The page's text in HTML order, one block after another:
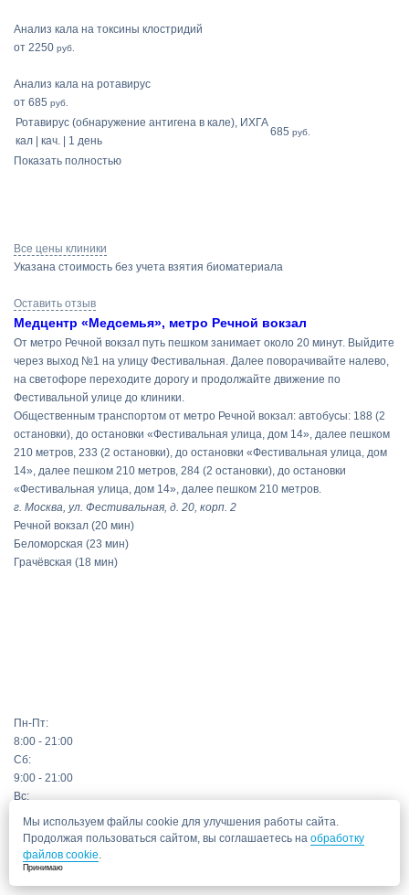
Анализ кала на токсины клостридий
от 2250 руб.
Анализ кала на ротавирус
от 685 руб.
Ротавирус (обнаружение антигена в кале), ИХГА
кал | кач. | 1 день
685 руб.
Показать полностью
Все цены клиники
Указана стоимость без учета взятия биоматериала
Оставить отзыв
Медцентр «Медсемья», метро Речной вокзал
От метро Речной вокзал путь пешком занимает около 20 минут. Выйдите
через выход №1 на улицу Фестивальная. Далее поворачивайте налево,
на светофоре переходите дорогу и продолжайте движение по
Фестивальной улице до клиники.
Общественным транспортом от метро Речной вокзал: автобусы: 188 (2
остановки), до остановки «Фестивальная улица, дом 14», далее пешком
210 метров, 233 (2 остановки), до остановки «Фестивальная улица, дом
14», далее пешком 210 метров, 284 (2 остановки), до остановки
«Фестивальная улица, дом 14», далее пешком 210 метров.
г. Москва, ул. Фестивальная, д. 20, корп. 2
Речной вокзал (20 мин)
Беломорская (23 мин)
Грачёвская (18 мин)
Пн-Пт:
8:00 - 21:00
Сб:
9:00 - 21:00
Вс:
10:00 - 19:00
Мы используем файлы cookie для улучшения работы сайта.
Продолжая пользоваться сайтом, вы соглашаетесь на обработку
файлов cookie.
Принимаю